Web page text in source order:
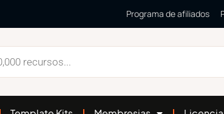
Programa de afiliados